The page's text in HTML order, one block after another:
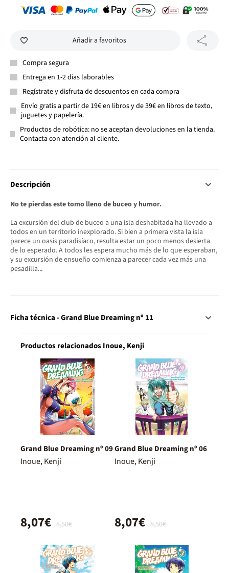
Añadir a favoritos
Compra segura
Entrega en 1-2 días laborables
Regístrate y disfruta de descuentos en cada compra
Envío gratis a partir de 19€ en libros y de 39€ en libros de texto,
juguetes y papelería.
Productos de robótica: no se aceptan devoluciones en la tienda.
Contacta con atención al cliente.
Descripción
No te pierdas este tomo lleno de buceo y humor.
La excursión del club de buceo a una isla deshabitada ha llevado a
todos en un territorio inexplorado. Si bien a primera vista la isla
parece un oasis paradisíaco, resulta estar un poco menos desierta
de lo esperado. A todos les espera mucho más de lo que esperaban,
y su excursión de ensueño comienza a parecer cada vez más una
pesadilla...
Ficha técnica - Grand Blue Dreaming nº 11
Productos relacionados Inoue, Kenji
Grand Blue Dreaming nº 09
Inoue, Kenji
8,50€
8,07€
Grand Blue Dreaming nº 06
Inoue, Kenji
8,50€
8,07€